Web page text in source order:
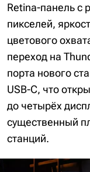
Retina-панель с
пикселей,
цветового
переход на
порта нового
USB-C, что
до четырёх
существенный
станций.